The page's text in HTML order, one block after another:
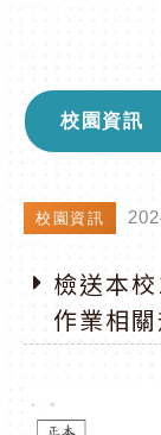
校園資訊
校園資訊
檢送本
作業相